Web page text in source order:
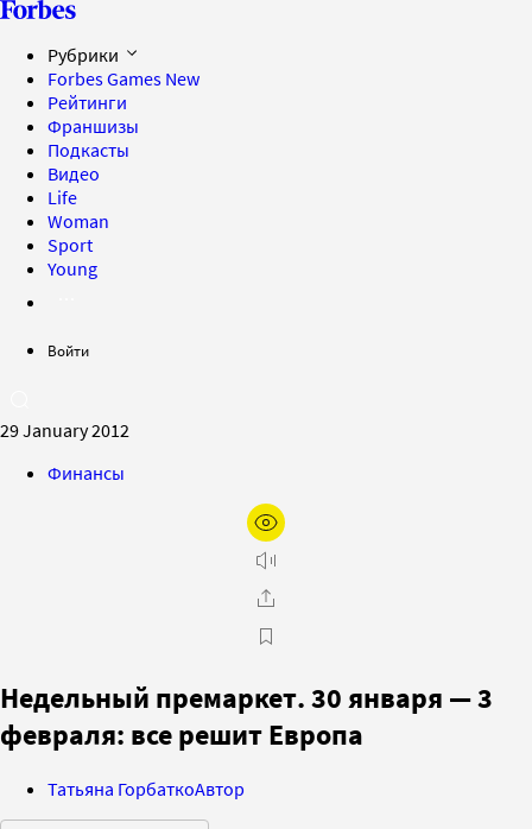
Рубрики
Forbes Games New
Рейтинги
Франшизы
Подкасты
Видео
Life
Woman
Sport
Young
Войти
29 January 2012
Финансы
Недельный премаркет. 30 января — 3
февраля: все решит Европа
Татьяна ГорбаткоАвтор